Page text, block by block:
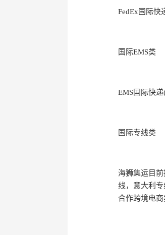
FedEx国际快
国际EMS类
EMS国际快
国际专线类
海狮集运目
线，意大利
合作跨境电商